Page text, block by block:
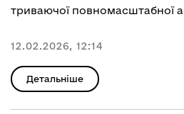
триваючої повномасштабної
12.02.2026, 12:14
Детальніше